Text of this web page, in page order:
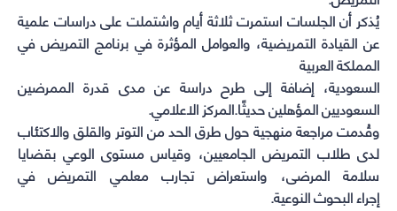
يُذكر أن الجلسات استمرت ثلاثة أيام واشتملت على دراسات علمية
عن القيادة التمريضية، والعوامل المؤثرة في برنامج التمريض في
المملكة العربية
السعودية، إضافة إلى طرح دراسة عن مدى قدرة الممرضين
السعوديين المؤهلين حديثًا.المركز الاعلامي.
وقُدمت مراجعة منهجية حول طرق الحد من التوتر والقلق والاكتئاب
لدى طلاب التمريض الجامعيين، وقياس مستوى الوعي بقضايا
سلامة المرضى، واستعراض تجارب معلمي التمريض في
إجراء البحوث النوعية.